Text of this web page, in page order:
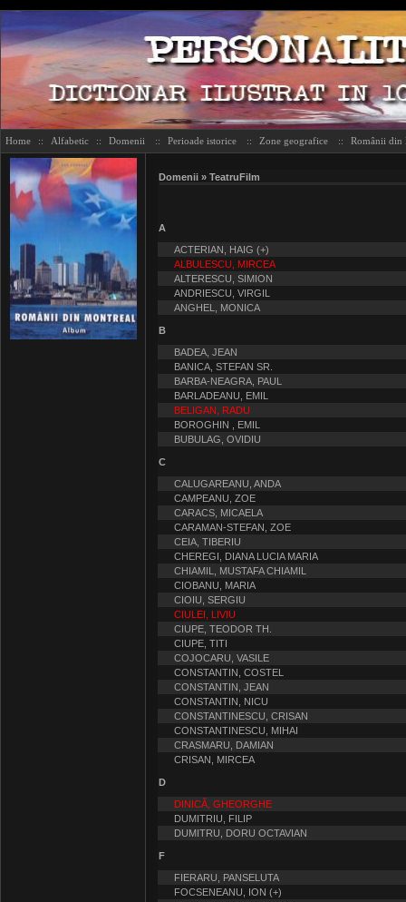
Home :: Alfabetic :: Domenii :: Perioade istorice :: Zone geografice :: Românii din
Domenii » TeatruFilm
A
ACTERIAN, HAIG (+)
ALBULESCU, MIRCEA
ALTERESCU, SIMION
ANDRIESCU, VIRGIL
ANGHEL, MONICA
B
BADEA, JEAN
BANICA, STEFAN SR.
BARBA-NEAGRA, PAUL
BARLADEANU, EMIL
BELIGAN, RADU
BOROGHIN , EMIL
BUBULAG, OVIDIU
C
CALUGAREANU, ANDA
CAMPEANU, ZOE
CARACS, MICAELA
CARAMAN-STEFAN, ZOE
CEIA, TIBERIU
CHEREGI, DIANA LUCIA MARIA
CHIAMIL, MUSTAFA CHIAMIL
CIOBANU, MARIA
CIOIU, SERGIU
CIULEI, LIVIU
CIUPE, TEODOR TH.
CIUPE, TITI
COJOCARU, VASILE
CONSTANTIN, COSTEL
CONSTANTIN, JEAN
CONSTANTIN, NICU
CONSTANTINESCU, CRISAN
CONSTANTINESCU, MIHAI
CRASMARU, DAMIAN
CRISAN, MIRCEA
D
DINICĂ, GHEORGHE
DUMITRIU, FILIP
DUMITRU, DORU OCTAVIAN
F
FIERARU, PANSELUTA
FOCSENEANU, ION (+)